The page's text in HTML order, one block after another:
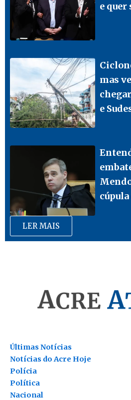
e
mas
e
cúpula
LER MAIS
Últimas Notícias
Notícias do Acre Hoje
Polícia
Política
Nacional